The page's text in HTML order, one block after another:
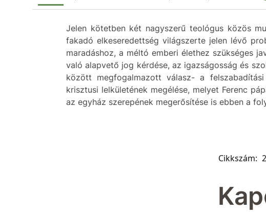
Jelen kötetben két nagyszerű teológus közös
fakadó elkeseredettség világszerte jelen lévő
maradáshoz, a méltó emberi élethez szükséges
való alapvető jog kérdése, az igazságosság és
között megfogalmazott válasz- a
krisztusi lelkületének megélése, melyet Ferenc
az egyház szerepének megerősítése is ebben a
Cikkszám: